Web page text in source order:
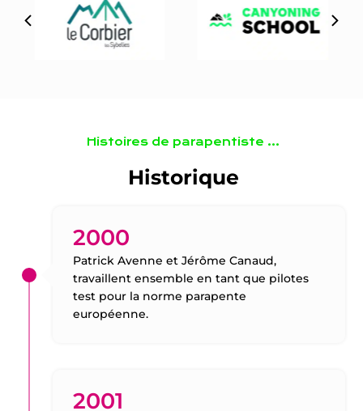
Histoires de parapentiste …
Historique
2000
Patrick Avenne et Jérôme Canaud,
travaillent ensemble en tant que pilotes
test pour la norme parapente
européenne.
2001